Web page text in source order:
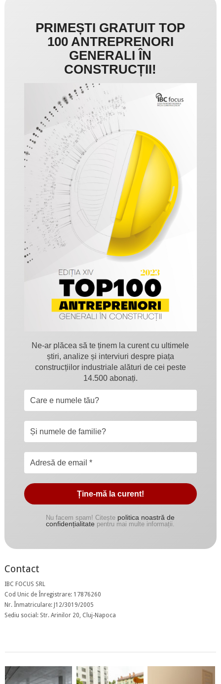
PRIMEȘTI GRATUIT TOP
100 ANTREPRENORI
GENERALI ÎN
CONSTRUCȚII!
Ne-ar plăcea să te ținem la curent cu ultimele
știri, analize și interviuri despre piața
construcțiilor industriale alături de cei peste
14.500 abonați.
Nu facem spam! Citește politica noastră de
confidențialitate pentru mai multe informații.
Contact
IBC FOCUS SRL
Cod Unic de Înregistrare: 17876260
Nr. Înmatriculare: J12/3019/2005
Sediu social: Str. Arinilor 20, Cluj-Napoca